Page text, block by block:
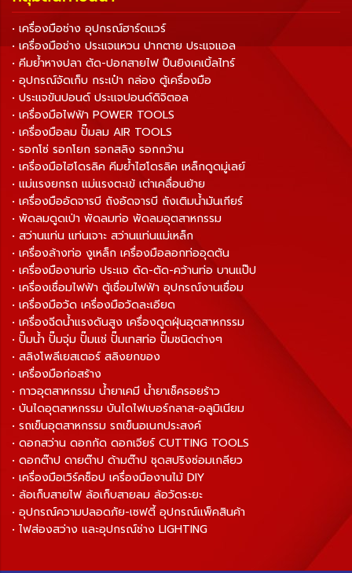
• เครื่องมือช่าง อุปกรณ์ฮาร์ดแวร์
• เครื่องมือช่าง ประแจแหวน ปากตาย ประแจแอล
• คีมย้ำหางปลา ตัด-ปอกสายไฟ ปืนยิงเคเบิ้ลไทร์
• อุปกรณ์จัดเก็บ กระเป๋า กล่อง ตู้เครื่องมือ
• ประแจขันปอนด์ ประแจปอนด์ดิจิตอล
• เครื่องมือไฟฟ้า POWER TOOLS
• เครื่องมือลม ปั๊มลม AIR TOOLS
• รอกโซ่ รอกโยก รอกสลิง รอกกว้าน
• เครื่องมือไฮโดรลิค คีมย้ำไฮโดรลิค เหล็กดูดมู่เลย์
• แม่แรงยกรถ แม่แรงตะเข้ เต่าเคลื่อนย้าย
• เครื่องมืออัดจารบี ถังอัดจารบี ถังเติมน้ำมันเกียร์
• พัดลมดูดเป่า พัดลมท่อ พัดลมอุตสาหกรรม
• สว่านแท่น แท่นเจาะ สว่านแท่นแม่เหล็ก
• เครื่องล้างท่อ งูเหล็ก เครื่องมือลอกท่ออุดตัน
• เครื่องมืองานท่อ ประแจ ดัด-ตัด-คว้านท่อ บานแป๊ป
• เครื่องเชื่อมไฟฟ้า ตู้เชื่อมไฟฟ้า อุปกรณ์งานเชื่อม
• เครื่องมือวัด เครื่องมือวัดละเอียด
• เครื่องฉีดน้ำแรงดันสูง เครื่องดูดฝุ่นอุตสาหกรรม
• ปั๊มน้ำ ปั๊มจุ่ม ปั๊มแช่ ปั๊มเทสท่อ ปั๊มชนิดต่างๆ
• สลิงโพลีเยสเตอร์ สลิงยกของ
• เครื่องมือก่อสร้าง
• กาวอุตสาหกรรม น้ำยาเคมี น้ำยาเช็ครอยร้าว
• บันไดอุตสาหกรรม บันไดไฟเบอร์กลาส-อลูมิเนียม
• รถเข็นอุตสาหกรรม รถเข็นอเนกประสงค์
• ดอกสว่าน ดอกกัด ดอกเจียร์ CUTTING TOOLS
• ดอกต๊าป ดายต๊าป ด้ามต๊าป ชุดสปริงซ่อมเกลียว
• เครื่องมือเวิร์คช็อป เครื่องมืองานไม้ DIY
• ล้อเก็บสายไฟ ล้อเก็บสายลม ล้อวัดระยะ
• อุปกรณ์ความปลอดภัย-เซฟตี้ อุปกรณ์แพ็คสินค้า
• ไฟส่องสว่าง และอุปกรณ์ช่าง LIGHTING